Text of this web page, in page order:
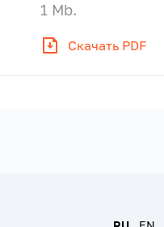
Скачать PDF
1 Mb.